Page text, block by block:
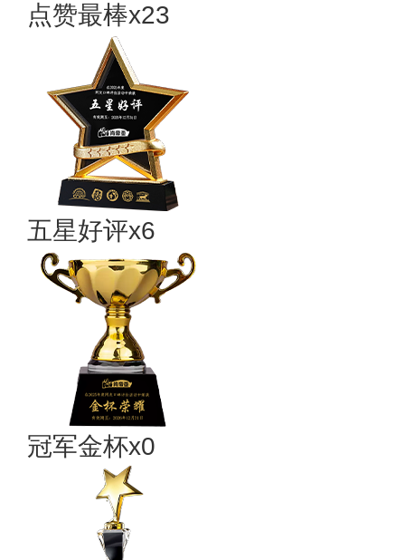
点赞最棒x23
五星好评x6
冠军金杯x0